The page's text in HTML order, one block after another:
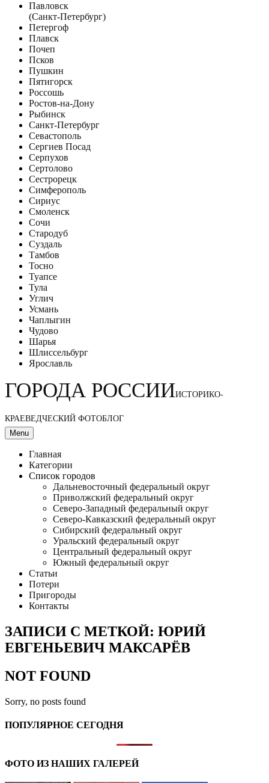
Павловск
(Санкт-Петербург)
Петергоф
Плавск
Почеп
Псков
Пушкин
Пятигорск
Россошь
Ростов-на-Дону
Рыбинск
Санкт-Петербург
Севастополь
Сергиев Посад
Серпухов
Сертолово
Сестрорецк
Симферополь
Сириус
Смоленск
Сочи
Стародуб
Суздаль
Тамбов
Тосно
Туапсе
Тула
Углич
Усмань
Чаплыгин
Чудово
Шарья
Шлиссельбург
Ярославль
ГОРОДА РОССИИИСТОРИКО-
КРАЕВЕДЧЕСКИЙ ФОТОБЛОГ
Menu
Главная
Категории
Список городов
Дальневосточный федеральный округ
Приволжский федеральный округ
Северо-Западный федеральный округ
Северо-Кавказский федеральный округ
Сибирский федеральный округ
Уральский федеральный округ
Центральный федеральный округ
Южный федеральный округ
Статьи
Потери
Пригороды
Контакты
ЗАПИСИ С МЕТКОЙ: ЮРИЙ
ЕВГЕНЬЕВИЧ МАКСАРЁВ
NOT FOUND
Sorry, no posts found
ПОПУЛЯРНОЕ СЕГОДНЯ
ФОТО ИЗ НАШИХ ГАЛЕРЕЙ